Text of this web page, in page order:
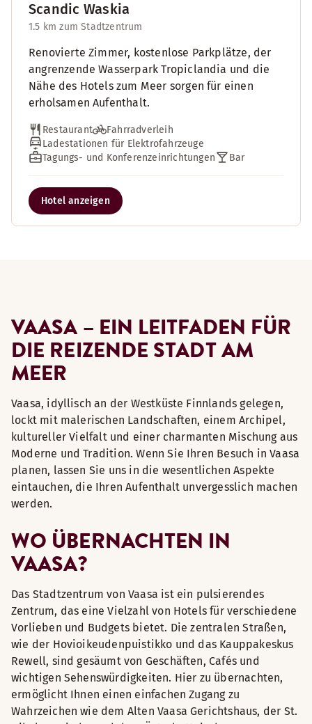
Scandic Waskia
1.5 km zum Stadtzentrum
Renovierte Zimmer, kostenlose Parkplätze, der
angrenzende Wasserpark Tropiclandia und die
Nähe des Hotels zum Meer sorgen für einen
erholsamen Aufenthalt.
Restaurant
Fahrradverleih
Ladestationen für Elektrofahrzeuge
Tagungs- und Konferenzeinrichtungen
Bar
Hotel anzeigen
VAASA – EIN LEITFADEN FÜR
DIE REIZENDE STADT AM
MEER
Vaasa, idyllisch an der Westküste Finnlands gelegen,
lockt mit malerischen Landschaften, einem Archipel,
kultureller Vielfalt und einer charmanten Mischung aus
Moderne und Tradition. Wenn Sie Ihren Besuch in Vaasa
planen, lassen Sie uns in die wesentlichen Aspekte
eintauchen, die Ihren Aufenthalt unvergesslich machen
werden.
WO ÜBERNACHTEN IN
VAASA?
Das Stadtzentrum von Vaasa ist ein pulsierendes
Zentrum, das eine Vielzahl von Hotels für verschiedene
Vorlieben und Budgets bietet. Die zentralen Straßen,
wie der Hovioikeudenpuistikko und das Kauppakeskus
Rewell, sind gesäumt von Geschäften, Cafés und
wichtigen Sehenswürdigkeiten. Hier zu übernachten,
ermöglicht Ihnen einen einfachen Zugang zu
Wahrzeichen wie dem Alten Vaasa Gerichtshaus, der St.